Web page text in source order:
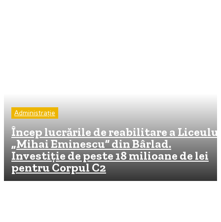
Administrație
Încep lucrările de reabilitare a
„Mihai Eminescu” din Bârlad.
Investiție de peste 18 milioane de lei
pentru Corpul C2